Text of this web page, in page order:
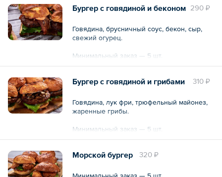
290 ₽
Бургер с говядиной и беконом
Говядина, брусничный соус, бекон, сыр,
свежий огурец.
Минимальный заказ — 5 шт.
310 ₽
Бургер с говядиной и грибами
Говядина, лук фри, трюфельный майонез,
жаренные грибы.
Минимальный заказ — 5 шт.
320 ₽
Морской бургер